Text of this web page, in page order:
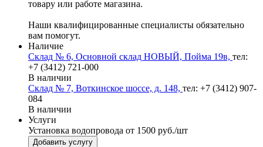
товару или работе магазина.
Наши квалифицированные специалисты обязательно
вам помогут.
Наличие
Склад № 6, Основной склад НОВЫЙ, Пойма 19в, тел:
+7 (3412) 721-000
В наличии
Склад № 7, Воткинское шоссе, д. 148, тел: +7 (3412) 907-
084
В наличии
Услуги
Установка водопровода от 1500 руб./шт
Добавить услугу